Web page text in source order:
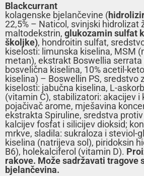
Blackcurrant
kolagenske bjelančevine (
22,5% – Naticol, svinjski hidrolizat
maltodekstrin, glukozamin sulfat
školjke), hondroitin sulfat,
kiselosti: limunska kiselina, MSM
metan), ekstrakt Boswellia serrata
bosvelična kiselina, 10% acetil-
kiselina) – Boswellin PS, sredstvo
kiselosti: jabučna kiselina, L-
(vitamin C), stabilizatori: akacijev i
pojačivač arome, mješavina
ekstrakta Spiruline, sredstva
kalcijev fosfat i silicijev dioksid;
mrkve, sladila: sukraloza i steviol-
kiselina (natrijeva sol), piridoksin
B6), holekalciferol (vitamin D).
rakove. Može sadržavati tragove
bjelančevina.